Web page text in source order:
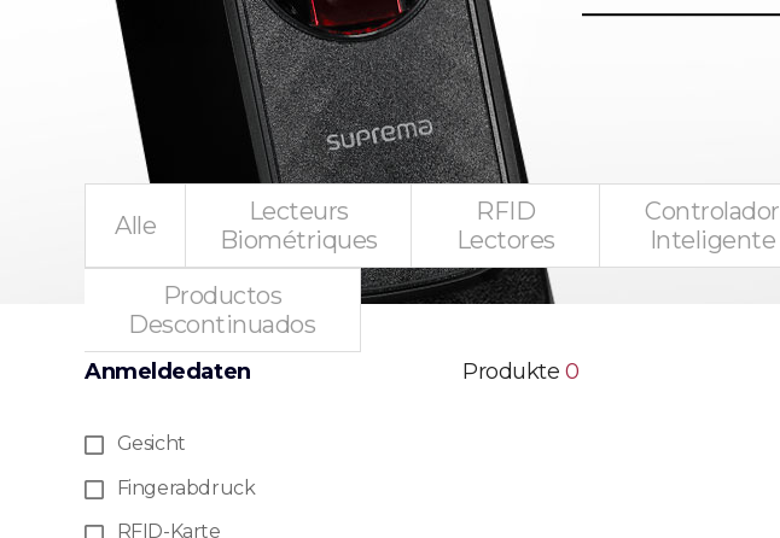
Alle
Lecteurs
Biométriques
RFID
Lectores
Controlador
Inteligente
Productos
Descontinuados
Anmeldedaten
Gesicht
Fingerabdruck
RFID-Karte
Produkte 0